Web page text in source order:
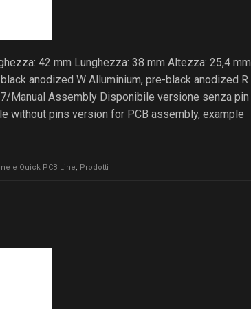
42 mm Lunghezza: 38 mm Altezza: 25,4 mm
anodized W Alluminium, pre-black anodized R
Manual Assembly Disponibile versione senza pin
without pins version for PCB assembly, example
e Quick PCB Line, Prodotti